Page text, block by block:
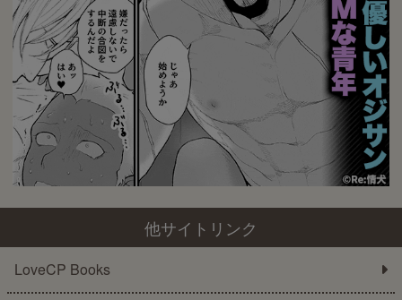
他サイトリンク
LoveCP Books